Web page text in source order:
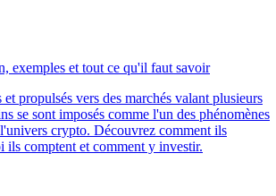
exemples et tout ce qu'il faut savoir
propulsés vers des marchés valant plusieurs
se sont imposés comme l'un des phénomènes
crypto. Découvrez comment ils
ils comptent et comment y investir.